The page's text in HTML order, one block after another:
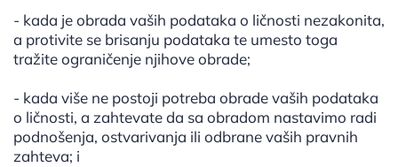
- kada je obrada vaših podataka o ličnosti nezakonita,
a protivite se brisanju podataka te umesto toga
tražite ograničenje njihove obrade;
- kada više ne postoji potreba obrade vaših podataka
o ličnosti, a zahtevate da sa obradom nastavimo radi
podnošenja, ostvarivanja ili odbrane vaših pravnih
zahteva; i